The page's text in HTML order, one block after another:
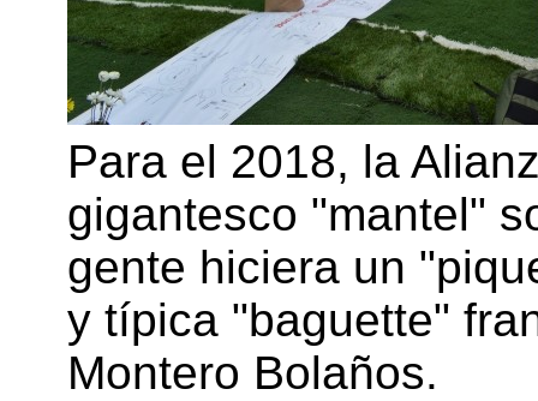
Para el 2018, la
gigantesco "mantel"
gente hiciera un
y típica "baguette"
Montero Bolaños.